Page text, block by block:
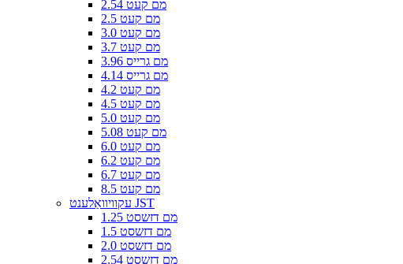
2.54 מם קעט
2.5 מם קעט
3.0 מם קעט
3.7 מם קעט
3.96 מם גרייס
4.14 מם גרייס
4.2 מם קעט
4.5 מם קעט
5.0 מם קעט
5.08 מם קעט
6.0 מם קעט
6.2 מם קעט
6.7 מם קעט
8.5 מם קעט
עקוויוואַלענט JST
1.25 מם דזשסט
1.5 מם דזשסט
2.0 מם דזשסט
2.54 מם דזשסט